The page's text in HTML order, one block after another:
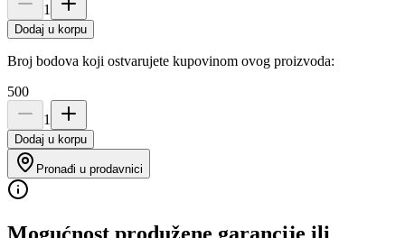
1
Dodaj u korpu
Broj bodova koji ostvarujete kupovinom ovog proizvoda:
500
1
Dodaj u korpu
Pronađi u prodavnici
Mogućnost produžene garancije ili